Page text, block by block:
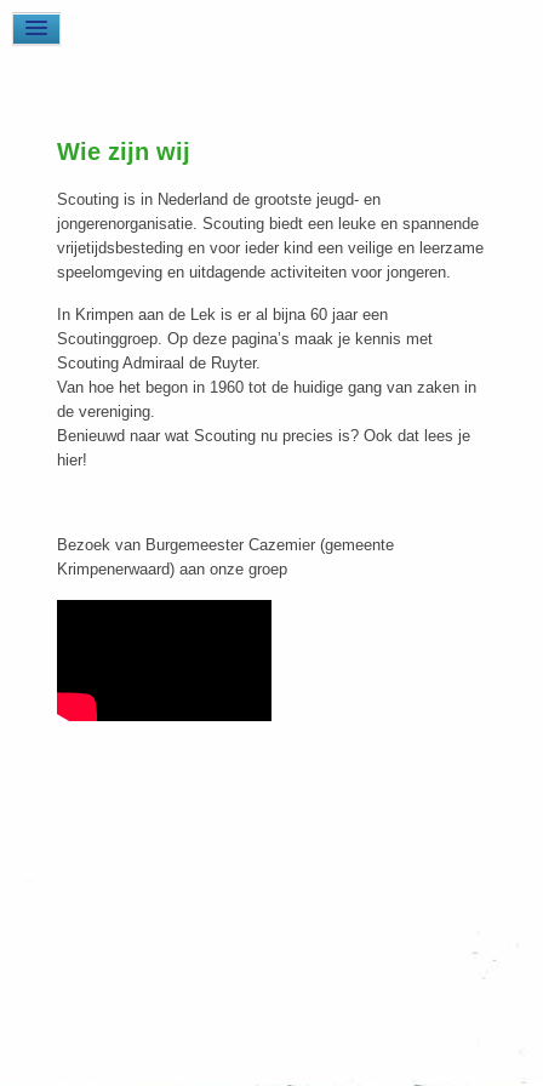
Wie zijn wij
Scouting is in Nederland de grootste jeugd- en
jongerenorganisatie. Scouting biedt een leuke en spannende
vrijetijdsbesteding en voor ieder kind een veilige en leerzame
speelomgeving en uitdagende activiteiten voor jongeren.
In Krimpen aan de Lek is er al bijna 60 jaar een
Scoutinggroep. Op deze pagina’s maak je kennis met
Scouting Admiraal de Ruyter.
Van hoe het begon in 1960 tot de huidige gang van zaken in
de vereniging.
Benieuwd naar wat Scouting nu precies is? Ook dat lees je
hier!
Bezoek van Burgemeester Cazemier (gemeente
Krimpenerwaard) aan onze groep